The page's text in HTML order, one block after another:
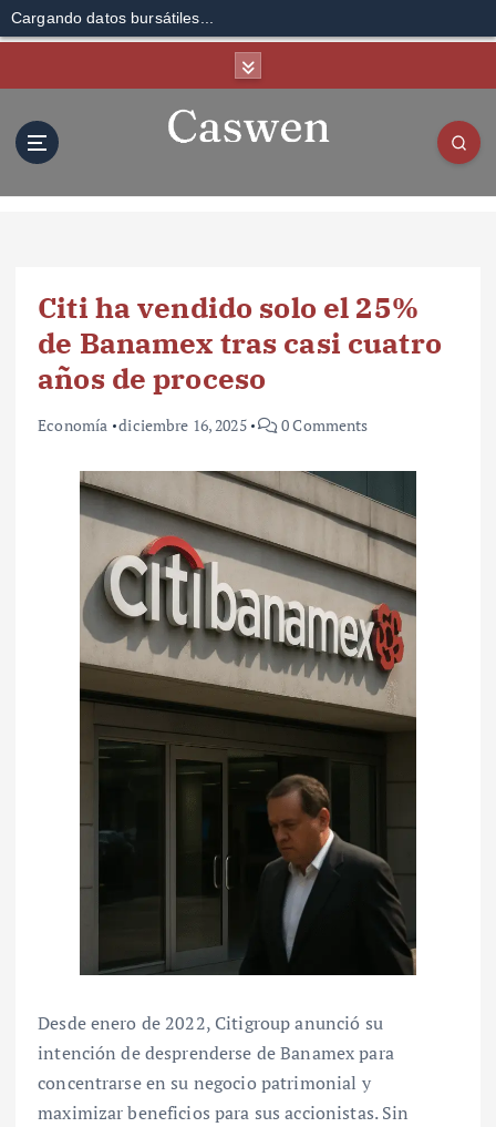
Cargando datos bursátiles...
Citi ha vendido solo el 25%
de Banamex tras casi cuatro
años de proceso
Economía diciembre 16, 2025 0 Comments
Desde enero de 2022, Citigroup anunció su
intención de desprenderse de Banamex para
concentrarse en su negocio patrimonial y
maximizar beneficios para sus accionistas. Sin